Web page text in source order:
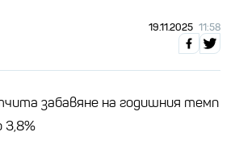
19.11.2025 11:58
забавяне на годишния темп
3,8%